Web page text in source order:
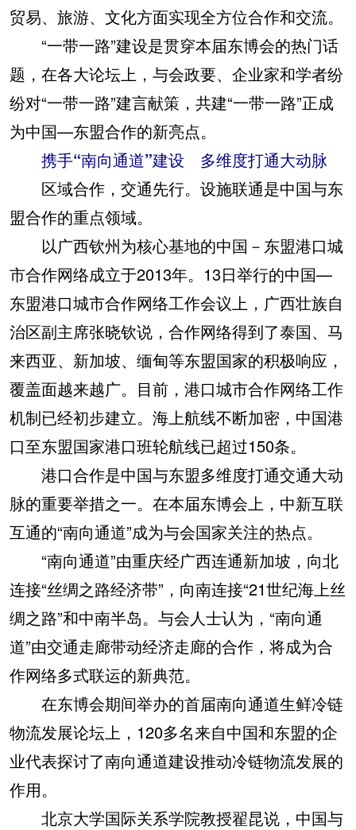
贸易、旅游、文化方面实现全方位合作和交流。
“一带一路”建设是贯穿本届东博会的热门话
题，在各大论坛上，与会政要、企业家和学者纷
纷对“一带一路”建言献策，共建“一带一路”正成
为中国—东盟合作的新亮点。
携手“南向通道”建设 多维度打通大动脉
区域合作，交通先行。设施联通是中国与东
盟合作的重点领域。
以广西钦州为核心基地的中国－东盟港口城
市合作网络成立于2013年。13日举行的中国—
东盟港口城市合作网络工作会议上，广西壮族自
治区副主席张晓钦说，合作网络得到了泰国、马
来西亚、新加坡、缅甸等东盟国家的积极响应，
覆盖面越来越广。目前，港口城市合作网络工作
机制已经初步建立。海上航线不断加密，中国港
口至东盟国家港口班轮航线已超过150条。
港口合作是中国与东盟多维度打通交通大动
脉的重要举措之一。在本届东博会上，中新互联
互通的“南向通道”成为与会国家关注的热点。
“南向通道”由重庆经广西连通新加坡，向北
连接“丝绸之路经济带”，向南连接“21世纪海上丝
绸之路”和中南半岛。与会人士认为，“南向通
道”由交通走廊带动经济走廊的合作，将成为合
作网络多式联运的新典范。
在东博会期间举办的首届南向通道生鲜冷链
物流发展论坛上，120多名来自中国和东盟的企
业代表探讨了南向通道建设推动冷链物流发展的
作用。
北京大学国际关系学院教授翟昆说，中国与